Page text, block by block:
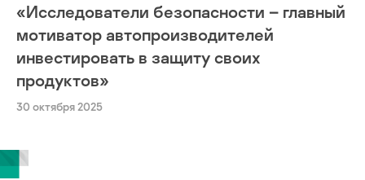
«Исследователи безопасности – главный
мотиватор автопроизводителей
инвестировать в защиту своих
продуктов»
30 октября 2025